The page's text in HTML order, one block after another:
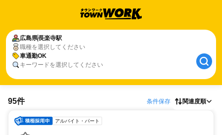
広島県長楽寺駅
職種を選択してください
車通勤OK
キーワードを選択してください
95件 条件保存 関連度順
アルバイト・パート